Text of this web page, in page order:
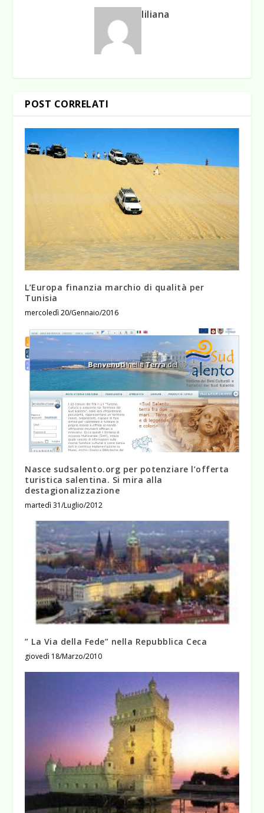
liliana
POST CORRELATI
L’Europa finanzia marchio di qualità per
Tunisia
mercoledì 20/Gennaio/2016
Nasce sudsalento.org per potenziare l’offerta
turistica salentina. Si mira alla
destagionalizzazione
martedì 31/Luglio/2012
” La Via della Fede” nella Repubblica Ceca
giovedì 18/Marzo/2010